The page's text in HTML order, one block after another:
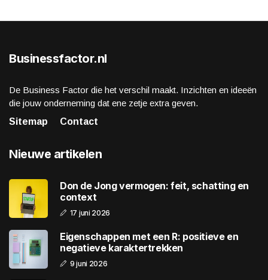
Businessfactor.nl
De Business Factor die het verschil maakt. Inzichten en ideeën
die jouw onderneming dat ene zetje extra geven.
Sitemap
Contact
Nieuwe artikelen
Don de Jong vermogen: feit, schatting en
context
17 juni 2026
Eigenschappen met een R: positieve en
negatieve karaktertrekken
9 juni 2026